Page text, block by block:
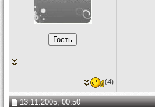
(4)
13.11.2005, 00:50